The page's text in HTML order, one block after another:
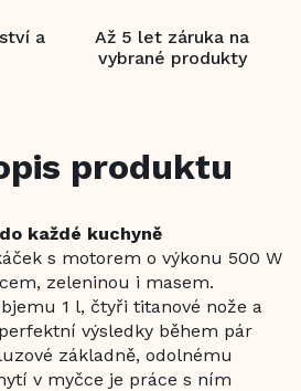
a
Až 5 let záruka na
vybrané produkty
produktu
každé kuchyně
s motorem o výkonu 500 W
zeleninou i masem.
1 l, čtyři titanové nože a
výsledky během pár
základně, odolnému
v myčce je práce s ním